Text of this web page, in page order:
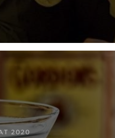
2020